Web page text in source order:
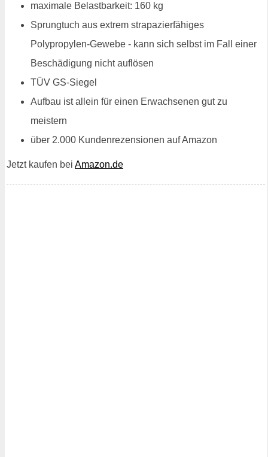
maximale Belastbarkeit: 160 kg
Sprungtuch aus extrem strapazierfähiges
Polypropylen-Gewebe - kann sich selbst im Fall einer
Beschädigung nicht auflösen
TÜV GS-Siegel
Aufbau ist allein für einen Erwachsenen gut zu
meistern
über 2.000 Kundenrezensionen auf Amazon
Jetzt kaufen bei Amazon.de